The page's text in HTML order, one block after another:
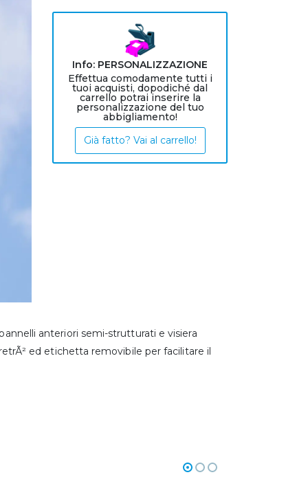
Info: PERSONALIZZAZIONE
Effettua comodamente tutti i
tuoi acquisti, dopodiché dal
carrello potrai inserire la
personalizzazione del tuo
abbigliamento!
Già fatto? Vai al carrello!
anteriori semi-strutturati e visiera
ed etichetta removibile per facilitare il